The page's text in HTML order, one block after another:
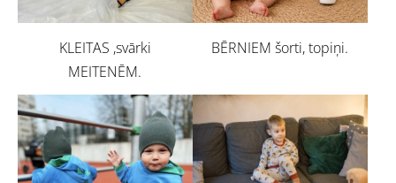
KLEITAS ,svārki
MEITENĒM.
BĒRNIEM šorti, topiņi.